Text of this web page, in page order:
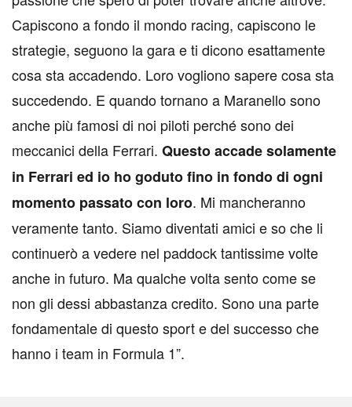
Capiscono a fondo il mondo racing, capiscono le
strategie, seguono la gara e ti dicono esattamente
cosa sta accadendo. Loro vogliono sapere cosa sta
succedendo. E quando tornano a Maranello sono
anche più famosi di noi piloti perché sono dei
meccanici della Ferrari. Questo accade solamente
in Ferrari ed io ho goduto fino in fondo di ogni
momento passato con loro. Mi mancheranno
veramente tanto. Siamo diventati amici e so che li
continuerò a vedere nel paddock tantissime volte
anche in futuro. Ma qualche volta sento come se
non gli dessi abbastanza credito. Sono una parte
fondamentale di questo sport e del successo che
hanno i team in Formula 1”.